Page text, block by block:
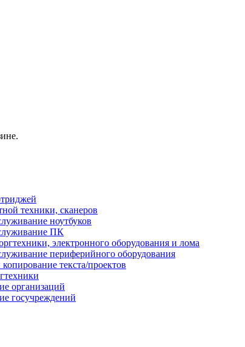
техники, сканеров
ноутбуков
ПК
электронного оборудования и лома
периферийного оборудования
копирование текста/проектов
организаций
госучреждений